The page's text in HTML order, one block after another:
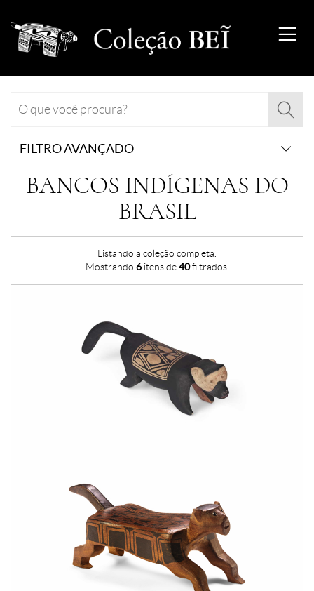
FILTRO AVANÇADO
BANCOS INDÍGENAS DO
BRASIL
Listando a coleção completa.
Mostrando 6itens de40filtrados.